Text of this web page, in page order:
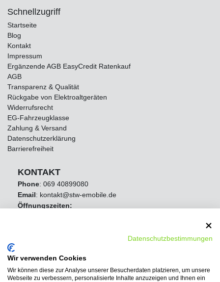
Schnellzugriff
Startseite
Blog
Kontakt
Impressum
Ergänzende AGB EasyCredit Ratenkauf
AGB
Transparenz & Qualität
Rückgabe von Elektroaltgeräten
Widerrufsrecht
EG-Fahrzeugklasse
Zahlung & Versand
Datenschutzerklärung
Barrierefreiheit
KONTAKT
Phone: 069 40899080
Email: kontakt@stw-emobile.de
Öffnungszeiten:
Datenschutzbestimmungen
Wir verwenden Cookies
Wir können diese zur Analyse unserer Besucherdaten platzieren, um unsere
Webseite zu verbessern, personalisierte Inhalte anzuzeigen und Ihnen ein